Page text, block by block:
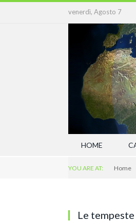
venerdì, Agosto 7
HOME
YOU ARE AT: Home
Le